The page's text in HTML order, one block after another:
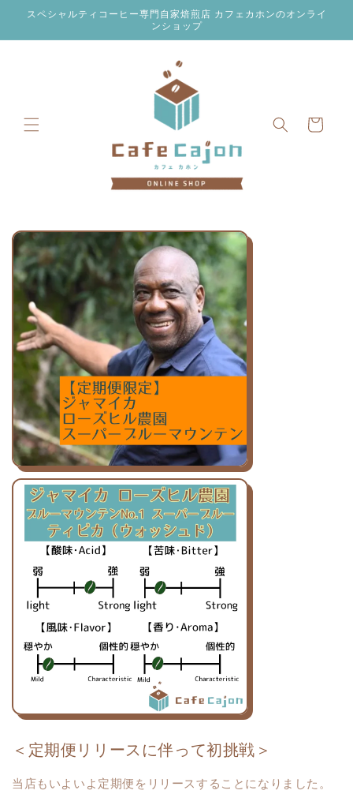
コンテン
スペシャルティコーヒー専門自家焙煎店 カフェカホンのオンライ
ンショップ
ー
＜定期便リリースに伴って初挑戦＞
当店もいよいよ定期便をリリースすることになりました。